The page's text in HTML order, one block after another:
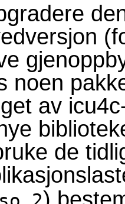
noen
av
de